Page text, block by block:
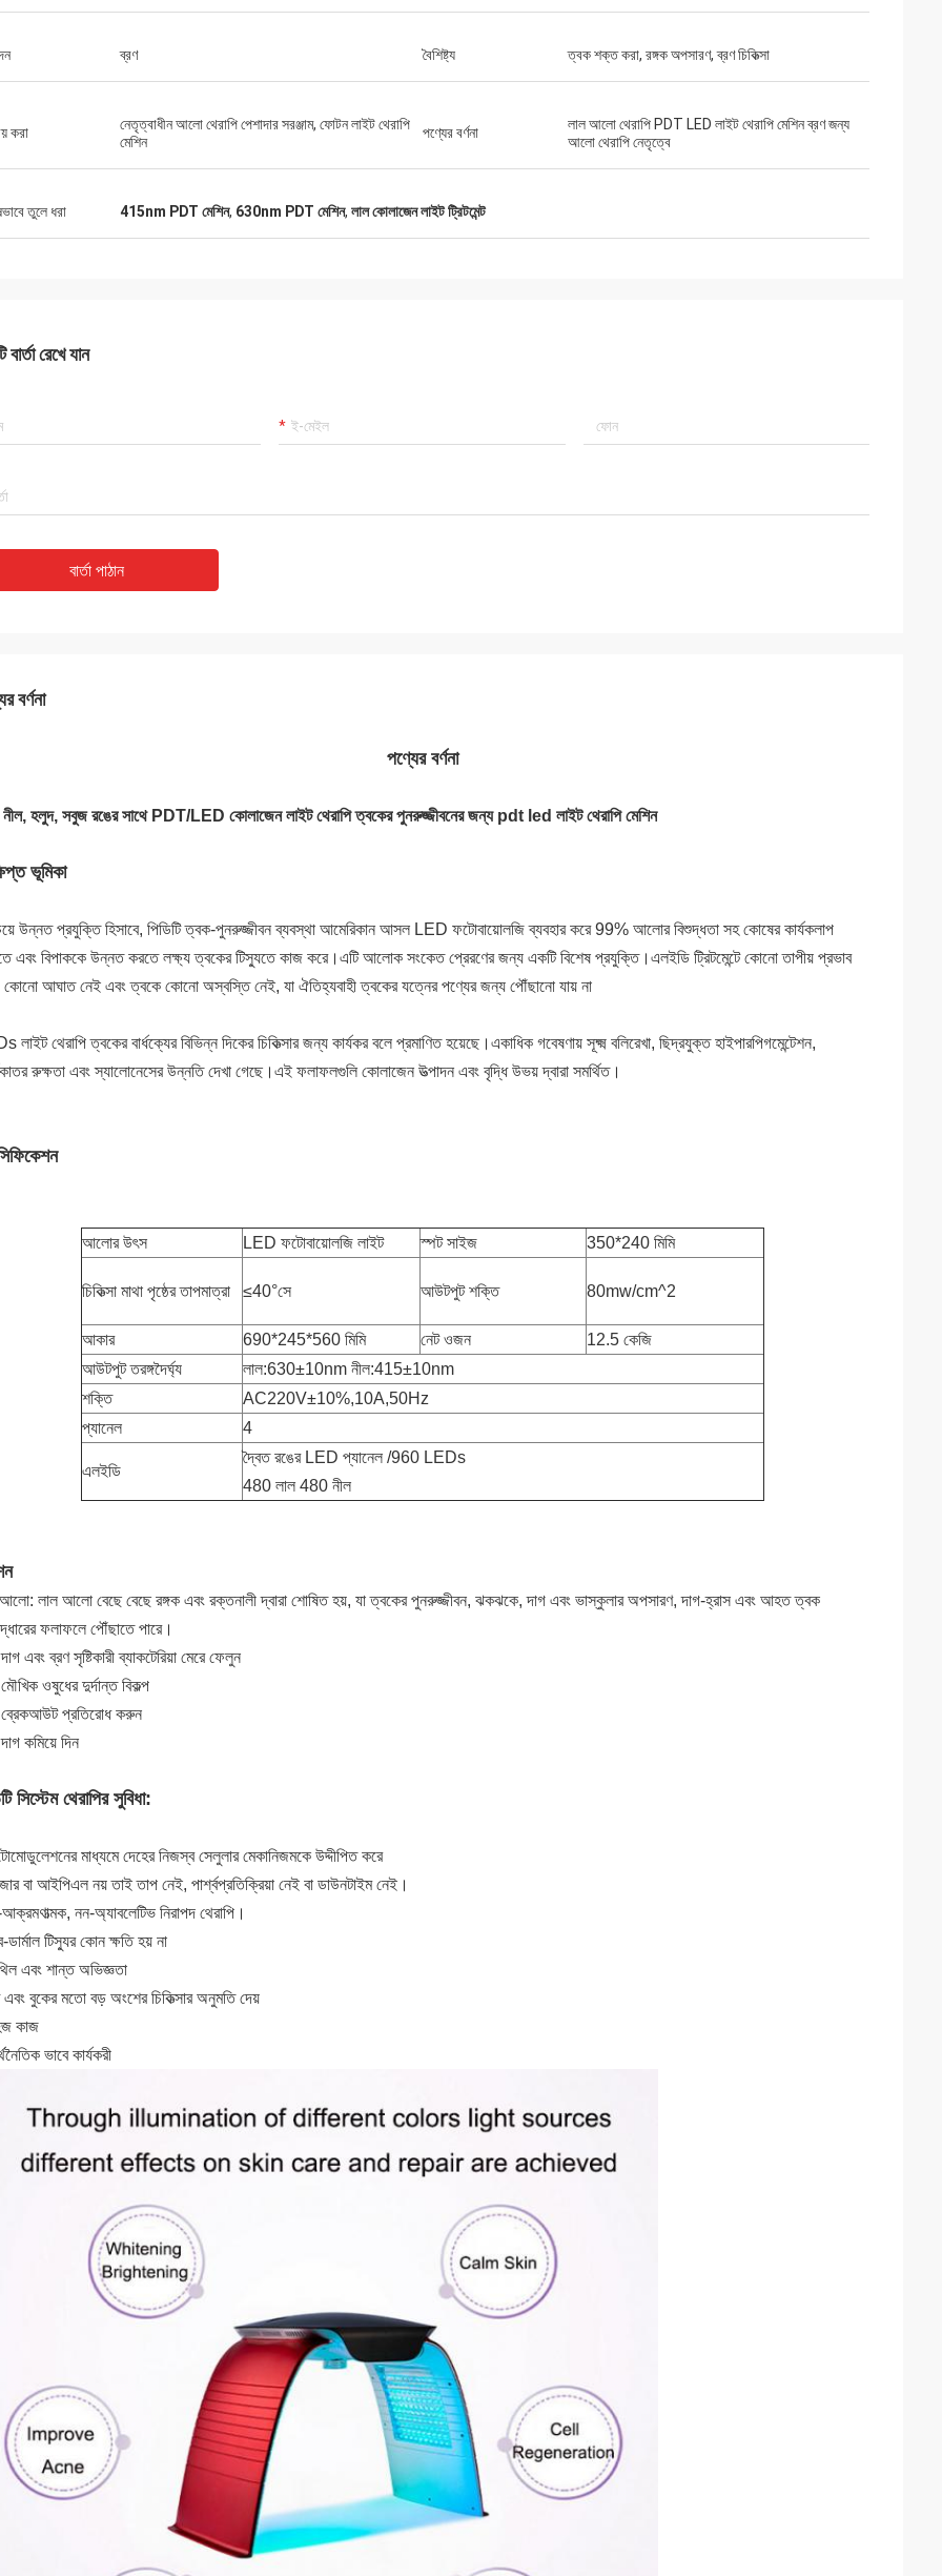
ব্রণ বৈশিষ্ট্য ত্বক শক্ত করা, রঙ্গক অপসারণ, ব্রণ চিকিত্সা
করা
নেতৃত্বাধীন আলো থেরাপি পেশাদার সরঞ্জাম, ফোটন লাইট থেরাপি
মেশিন
পণ্যের বর্ণনা
লাল আলো থেরাপি PDT LED লাইট থেরাপি মেশিন ব্রণ জন্য
আলো থেরাপি নেতৃত্বে
তুলে ধরা 415nm PDT মেশিন, 630nm PDT মেশিন, লাল কোলাজেন লাইট ট্রিটমেন্ট
বার্তা রেখে যান
বার্তা পাঠান
বর্ণনা
পণ্যের বর্ণনা
নীল, হলুদ, সবুজ রঙের সাথে PDT/LED কোলাজেন লাইট থেরাপি ত্বকের পুনরুজ্জীবনের জন্য pdt led লাইট থেরাপি মেশিন
ভূমিকা
উন্নত প্রযুক্তি হিসাবে, পিডিটি ত্বক-পুনরুজ্জীবন ব্যবস্থা আমেরিকান আসল LED ফটোবায়োলজি ব্যবহার করে 99% আলোর বিশুদ্ধতা সহ কোষের কার্যকলাপ
এবং বিপাককে উন্নত করতে লক্ষ্য ত্বকের টিস্যুতে কাজ করে।এটি আলোক সংকেত প্রেরণের জন্য একটি বিশেষ প্রযুক্তি।এলইডি ট্রিটমেন্টে কোনো তাপীয় প্রভাব
কোনো আঘাত নেই এবং ত্বকে কোনো অস্বস্তি নেই, যা ঐতিহ্যবাহী ত্বকের যত্নের পণ্যের জন্য পৌঁছানো যায় না
লাইট থেরাপি ত্বকের বার্ধক্যের বিভিন্ন দিকের চিকিত্সার জন্য কার্যকর বলে প্রমাণিত হয়েছে।একাধিক গবেষণায় সূক্ষ্ম বলিরেখা, ছিদ্রযুক্ত হাইপারপিগমেন্টেশন,
রুক্ষতা এবং স্যালোনেসের উন্নতি দেখা গেছে।এই ফলাফলগুলি কোলাজেন উত্পাদন এবং বৃদ্ধি উভয় দ্বারা সমর্থিত।
আলোর উৎস LED ফটোবায়োলজি লাইট স্পট সাইজ 350*240 মিমি
চিকিত্সা মাথা পৃষ্ঠের তাপমাত্রা ≤40°সে আউটপুট শক্তি 80mw/cm^2
আকার 690*245*560 মিমি নেট ওজন
12.5 কেজি
আউটপুট তরঙ্গদৈর্ঘ্য
লাল:630±10nm নীল:415±10nm
শক্তি
AC220V±10%,10A,50Hz
প্যানেল
4
এলইডি
দ্বৈত রঙের LED প্যানেল /960 LEDs
480 লাল 480 নীল
লাল আলো বেছে বেছে রঙ্গক এবং রক্তনালী দ্বারা শোষিত হয়, যা ত্বকের পুনরুজ্জীবন, ঝকঝকে, দাগ এবং ভাস্কুলার অপসারণ, দাগ-হ্রাস এবং আহত ত্বক
ফলাফলে পৌঁছাতে পারে।
এবং ব্রণ সৃষ্টিকারী ব্যাকটেরিয়া মেরে ফেলুন
ওষুধের দুর্দান্ত বিকল্প
প্রতিরোধ করুন
কমিয়ে দিন
সিস্টেম থেরাপির সুবিধা:
মাধ্যমে দেহের নিজস্ব সেলুলার মেকানিজমকে উদ্দীপিত করে
বা আইপিএল নয় তাই তাপ নেই, পার্শ্বপ্রতিক্রিয়া নেই বা ডাউনটাইম নেই।
নন-অ্যাবলেটিভ নিরাপদ থেরাপি।
ডার্মাল টিস্যুর কোন ক্ষতি হয় না
এবং শান্ত অভিজ্ঞতা
বুকের মতো বড় অংশের চিকিত্সার অনুমতি দেয়
কাজ
ভাবে কার্যকরী